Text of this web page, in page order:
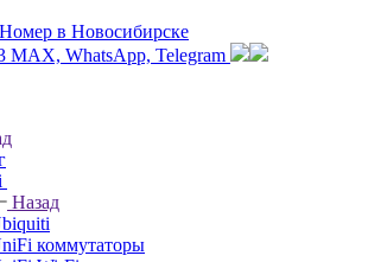
Номер в Новосибирске
MAX, WhatsApp, Telegram
Назад
коммутаторы